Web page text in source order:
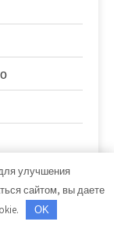
комплекс
улучшения
сайтом, вы даете
OK